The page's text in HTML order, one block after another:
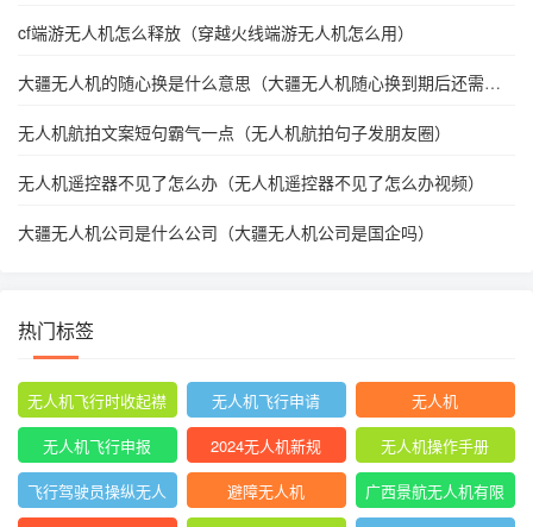
cf端游无人机怎么释放（穿越火线端游无人机怎么用）
大疆无人机的随心换是什么意思（大疆无人机随心换到期后还需续
无人机航拍文案短句霸气一点（无人机航拍句子发朋友圈）
无人机遥控器不见了怎么办（无人机遥控器不见了怎么办视频）
大疆无人机公司是什么公司（大疆无人机公司是国企吗）
热门标签
无人机飞行时收起襟
翼
无人机飞行申请
无人机
无人机飞行申报
2024无人机新规
无人机操作手册
飞行驾驶员操纵无人
避障无人机
广西景航无人机有限